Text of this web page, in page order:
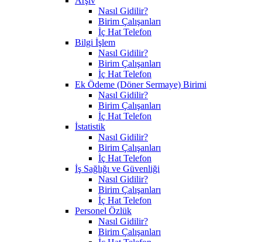
Nasıl Gidilir?
Birim Çalışanları
İç Hat Telefon
Bilgi İşlem
Nasıl Gidilir?
Birim Çalışanları
İç Hat Telefon
Ek Ödeme (Döner Sermaye) Birimi
Nasıl Gidilir?
Birim Çalışanları
İç Hat Telefon
İstatistik
Nasıl Gidilir?
Birim Çalışanları
İç Hat Telefon
İş Sağlığı ve Güvenliği
Nasıl Gidilir?
Birim Çalışanları
İç Hat Telefon
Personel Özlük
Nasıl Gidilir?
Birim Çalışanları